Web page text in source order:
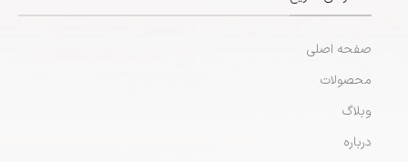
صفحه اصلی
محصولات
وبلاگ
درباره